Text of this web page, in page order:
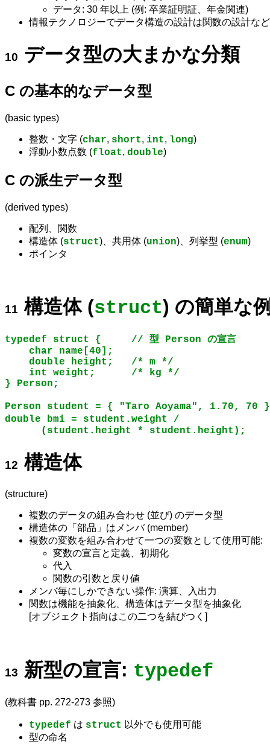
データ: 30 年以上 (例: 卒業証明証、年金関連)
情報テクノロジーでデータ構造の設計は関数の設計な
データ型の大まかな分類
C の基本的なデータ型
(basic types)
整数・文字 (char, short, int, long)
浮動小数点数 (float, double)
C の派生データ型
(derived types)
配列、関数
構造体 (struct)、共用体 (union)、列挙型 (enum)
ポインタ
構造体 (struct) の簡単な
typedef struct {     // 型 Person の宣言
    char name[40];
    double height;   /* m */
    int weight;      /* kg */
} Person;
Person student = { "Taro Aoyama", 1.70, 70
double bmi = student.weight /
      (student.height * student.height);
構造体
(structure)
複数のデータの組み合わせ (並び) のデータ型
構造体の「部品」はメンバ (member)
複数の変数を組み合わせて一つの変数として使用可能:
変数の宣言と定義、初期化
代入
関数の引数と戻り値
メンバ毎にしかできない操作: 演算、入出力
関数は機能を抽象化、構造体はデータ型を抽象化
[オブジェクト指向はこの二つを結びつく]
新型の宣言: typedef
(教科書 pp. 272-273 参照)
typedef は struct 以外でも使用可能
型の命名